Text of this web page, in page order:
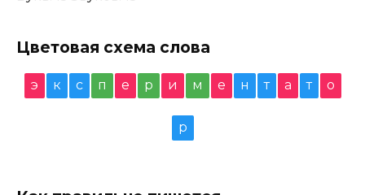
Цветовая схема слова
э к с п е р и м е н т а т о
р